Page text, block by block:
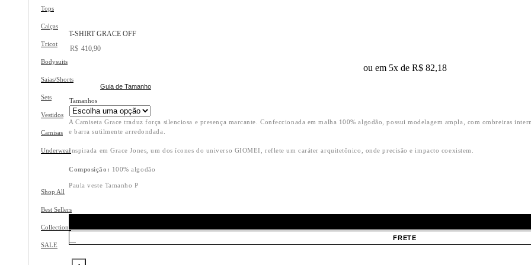
Tops
Calças
Tricot
Bodysuits
Saias/Shorts
Sets
Vestidos
Camisas
Underwear
Shop All
Best Sellers
Collections
SALE
T-SHIRT GRACE OFF
R$ 410,90
ou em 5x de R$ 82,18
Tamanhos
Guia de Tamanho
A Camiseta Grace traduz força silenciosa e presença marcante. Confeccionada em malha 100% algodão, possui modelagem ampla, com ombreiras
e barra sutilmente arredondada.
Inspirada em Grace Jones, um dos ícones do universo GIOMEI, reflete um caráter arquitetônico, onde precisão e impacto coexistem.
Composição: 100% algodão
Paula veste Tamanho P
FRETE